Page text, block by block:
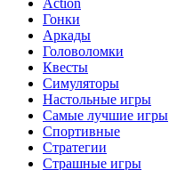
Гонки
Аркады
Головоломки
Квесты
Симуляторы
Настольные игры
Самые лучшие игры
Спортивные
Стратегии
Страшные игры